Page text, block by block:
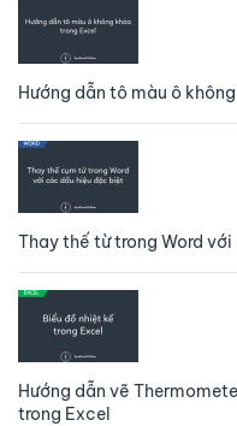
Hướng dẫn tô màu ô
Thay thế từ trong Word
Hướng dẫn vẽ
trong Excel